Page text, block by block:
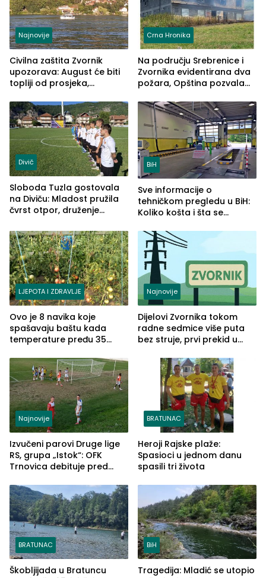
Najnovije
Civilna zaštita Zvornik
upozorava: August će biti
topliji od prosjeka,
nestašice vode
Crna Hronika
Na području Srebrenice i
Zvornika evidentirana dva
požara, Opština pozvala
Divič
Sloboda Tuzla gostovala
na Diviču: Mladost pružila
čvrst otpor, druženje
jezera
BiH
Sve informacije o
tehničkom pregledu u BiH:
Koliko košta i šta se
LJEPOTA I ZDRAVLJE
Ovo je 8 navika koje
spašavaju baštu kada
temperature pređu 35
Najnovije
Dijelovi Zvornika tokom
radne sedmice više puta
bez struje, prvi prekid u
Najnovije
Izvučeni parovi Druge lige
RS, grupa „Istok“: OFK
Trnovica debituje pred
Drine HE
BRATUNAC
Heroji Rajske plaže:
Spasioci u jednom danu
spasili tri života
BRATUNAC
Škobljijada u Bratuncu
BiH
Tragedija: Mladić se utopio